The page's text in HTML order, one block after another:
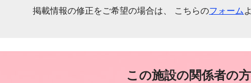
掲載情報の修正をご希望の場合は、 こちらのフォーム
この施設の関係者の